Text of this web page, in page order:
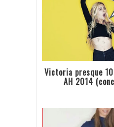
Victoria presque
AH 2014